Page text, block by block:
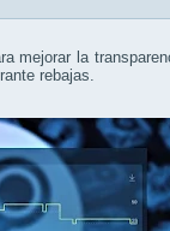
mejorar la
rebajas.